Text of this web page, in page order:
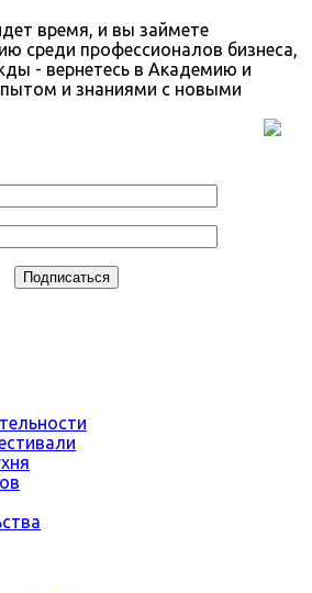
время, и вы займете
среди профессионалов бизнеса,
- вернетесь в Академию и
и знаниями с новыми